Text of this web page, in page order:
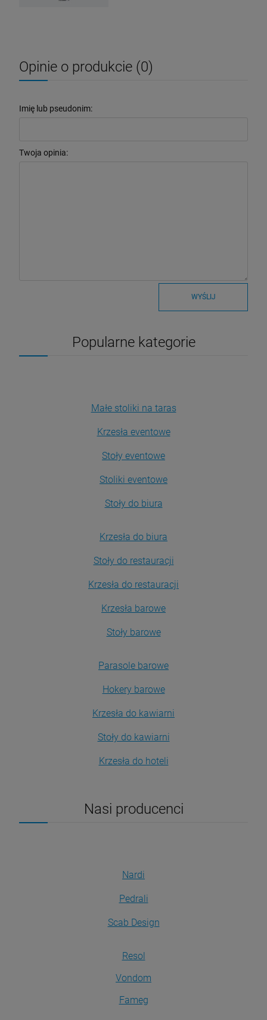
Opinie o produkcie (0)
Imię lub pseudonim:
Twoja opinia:
WYŚLIJ
Popularne kategorie
Małe stoliki na taras
Krzesła eventowe
Stoły eventowe
Stoliki eventowe
Stoły do biura
Krzesła do biura
Stoły do restauracji
Krzesła do restauracji
Krzesła barowe
Stoły barowe
Parasole barowe
Hokery barowe
Krzesła do kawiarni
Stoły do kawiarni
Krzesła do hoteli
Nasi producenci
Nardi
Pedrali
Scab Design
Resol
Vondom
Fameg